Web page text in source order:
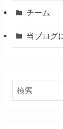
チーム
当ブログ